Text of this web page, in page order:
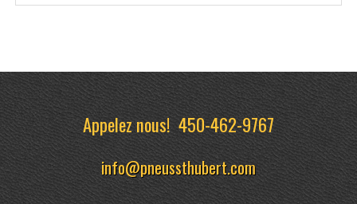
Appelez nous!450-462-9767
info@pneussthubert.com